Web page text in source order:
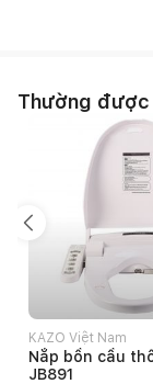
Thường được
KAZO Việt Nam
Nắp bồn cầu
JB891